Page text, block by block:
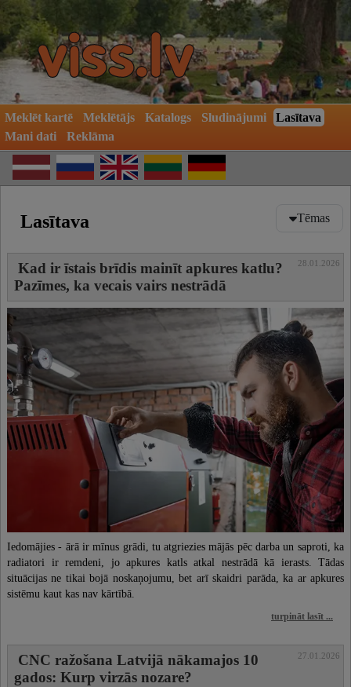
Meklēt kartē Meklētājs Katalogs Sludinājumi
Lasītava
Mani dati
Reklāma
Lasītava Tēmas
Veselība
Auto
Atpūta un izklaide
Skaistumkopšana
Māja un dārzs
Sports
Mode un stils
Uzņēmējdarbība un bizness
Tehnoloģijas, drošība
Mājdzīvnieki un mājlopi
Kad ir īstais brīdis mainīt apkures katlu?
Pazīmes, ka vecais vairs nestrādā
28.01.2026
Iedomājies - ārā ir mīnus grādi, tu atgriezies mājās pēc darba un saproti, ka
radiatori ir remdeni, jo apkures katls atkal nestrādā kā ierasts. Tādas
situācijas ne tikai bojā noskaņojumu, bet arī skaidri parāda, ka ar apkures
sistēmu kaut kas nav kārtībā.
turpināt lasīt ...
CNC ražošana Latvijā nākamajos 10
gados: Kurp virzās nozare?
27.01.2026